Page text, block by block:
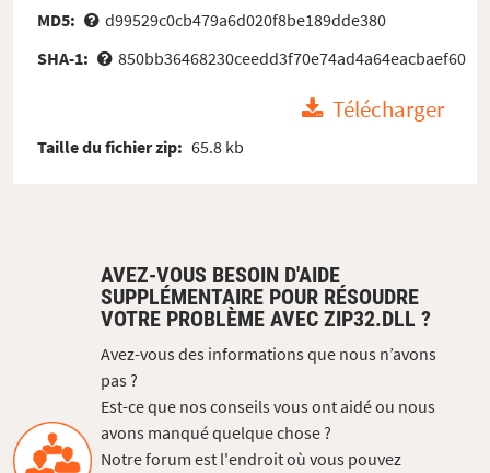
MD5:
d99529c0cb479a6d020f8be189dde380
SHA-1:
850bb36468230ceedd3f70e74ad4a64eacbaef60
Télécharger
Taille du fichier zip: 65.8 kb
AVEZ-VOUS BESOIN D'AIDE
SUPPLÉMENTAIRE POUR RÉSOUDRE
VOTRE PROBLÈME AVEC ZIP32.DLL ?
Avez-vous des informations que nous n’avons
pas ?
Est-ce que nos conseils vous ont aidé ou nous
avons manqué quelque chose ?
Notre forum est l'endroit où vous pouvez